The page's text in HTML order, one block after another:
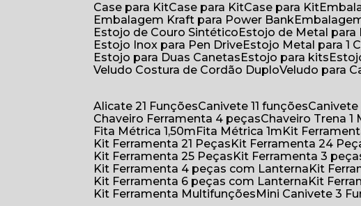
Case para Kit
Case para Kit Case para Kit
Embalagem Kraft para Power Bank
Estojo de Couro Sintético
Estojo de Metal para
Estojo Inox para Pen Drive
Estojo Metal para 1
Estojo para Duas Canetas
Estojo para kits
Veludo Costura de Cordão Duplo Veludo para
Alicate 21 Funções
Canivete 11 funções
Chaveiro Ferramenta 4 peças
Chaveiro Trena
Fita Métrica 1,50m
Fita Métrica 1m Kit
Kit Ferramenta 21 Peças
Kit Ferramenta 24
Kit Ferramenta 25 Peças
Kit Ferramenta 3
Kit Ferramenta 4 peças com Lanterna
Kit
Kit Ferramenta 6 peças com Lanterna
Kit
Kit Ferramenta Multifunções
Mini Canivete 3